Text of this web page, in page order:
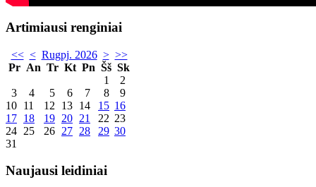
Artimiausi renginiai
<< < Rugpj. 2026 > >>
Pr An Tr Kt Pn Šš Sk
1
2
3
4 5 6 7 8
9
10 11 12 13 14 15 16
17 18 19 20 21 22 23
24 25 26 27 28 29 30
31
Naujausi leidiniai